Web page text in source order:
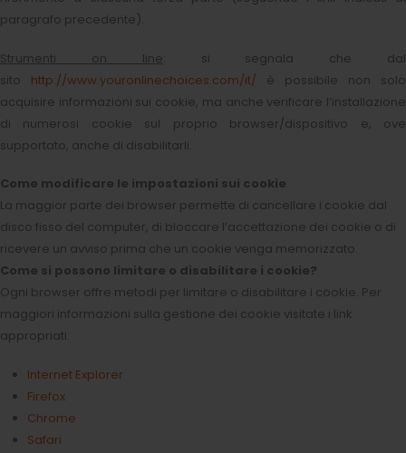
paragrafo precedente).
Strumenti on line : si segnala che dal
sito http://www.youronlinechoices.com/it/ è possibile non solo
acquisire informazioni sui cookie, ma anche verificare l’installazione
di numerosi cookie sul proprio browser/dispositivo e, ove
supportato, anche di disabilitarli.
Come modificare le impostazioni sui cookie
La maggior parte dei browser permette di cancellare i cookie dal
disco fisso del computer, di bloccare l’accettazione dei cookie o di
ricevere un avviso prima che un cookie venga memorizzato.
Come si possono limitare o disabilitare i cookie?
Ogni browser offre metodi per limitare o disabilitare i cookie. Per
maggiori informazioni sulla gestione dei cookie visitate i link
appropriati:
Internet Explorer
Firefox
Chrome
Safari